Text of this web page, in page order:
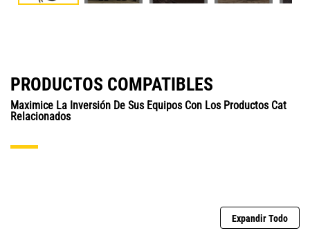
PRODUCTOS COMPATIBLES
Maximice La Inversión De Sus Equipos Con Los Productos Cat
Relacionados
Expandir Todo